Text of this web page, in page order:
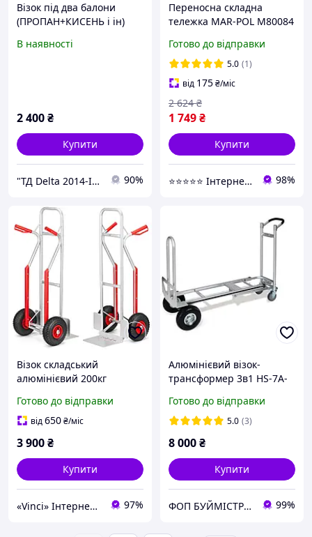
Візок під два балони
(ПРОПАН+КИСЕНЬ і ін)
В наявності
2 400₴
Купити
"ТД Delta 2014-Інтернет магазин" Все для зварювальних робіт 90%
Переносна складна
тележка MAR-POL M80084
вантажу до 90 кг
Готово до відправки
5.0 (1)
від 175₴/міс
1 749₴
2 624 ₴
Купити
⭐️⭐️⭐️⭐️⭐️ Інтернет-магазин "BORO" 98%
Візок складський
алюмінієвий 200кг
візок вантажний Коляска
Каляска Возик
Готово до відправки
від650₴/міс
3 900₴
Купити
«Vinci» Інтернет-магазин 97%
Алюмінієвий візок-
трансформер 3в1 HS-7A-
Готово до відправки
5.0 (3)
8 000₴
Купити
ФОП БУЙМІСТР С.Е. 99%